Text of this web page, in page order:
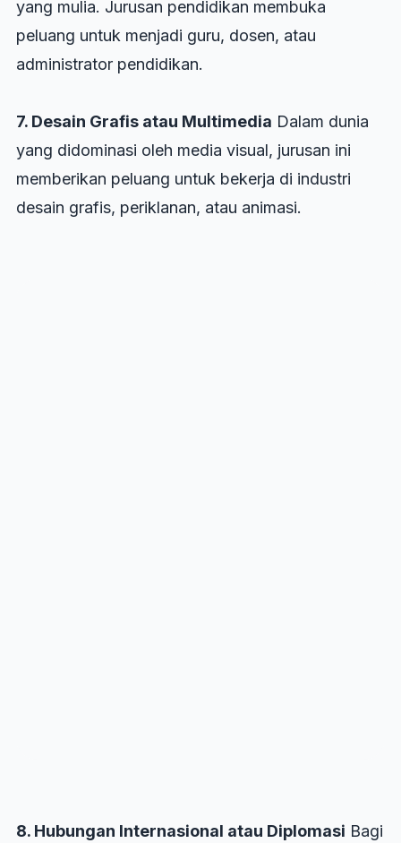
yang mulia. Jurusan pendidikan membuka
peluang untuk menjadi guru, dosen, atau
administrator pendidikan.
7. Desain Grafis atau Multimedia Dalam dunia
yang didominasi oleh media visual, jurusan ini
memberikan peluang untuk bekerja di industri
desain grafis, periklanan, atau animasi.
8. Hubungan Internasional atau Diplomasi Bagi